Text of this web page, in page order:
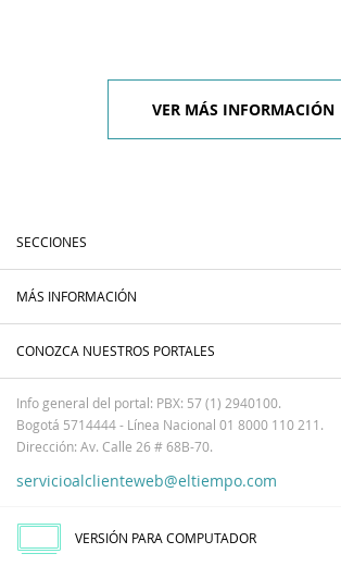
VER MÁS INFORMACIÓN
SECCIONES
MÁS INFORMACIÓN
CONOZCA NUESTROS PORTALES
Info general del portal: PBX: 57 (1) 2940100.
Bogotá 5714444 - Línea Nacional 01 8000 110 211.
Dirección: Av. Calle 26 # 68B-70.
servicioalclienteweb@eltiempo.com
VERSIÓN PARA COMPUTADOR